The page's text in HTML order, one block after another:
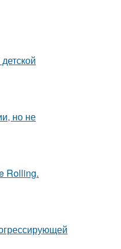
но не
Rolling.